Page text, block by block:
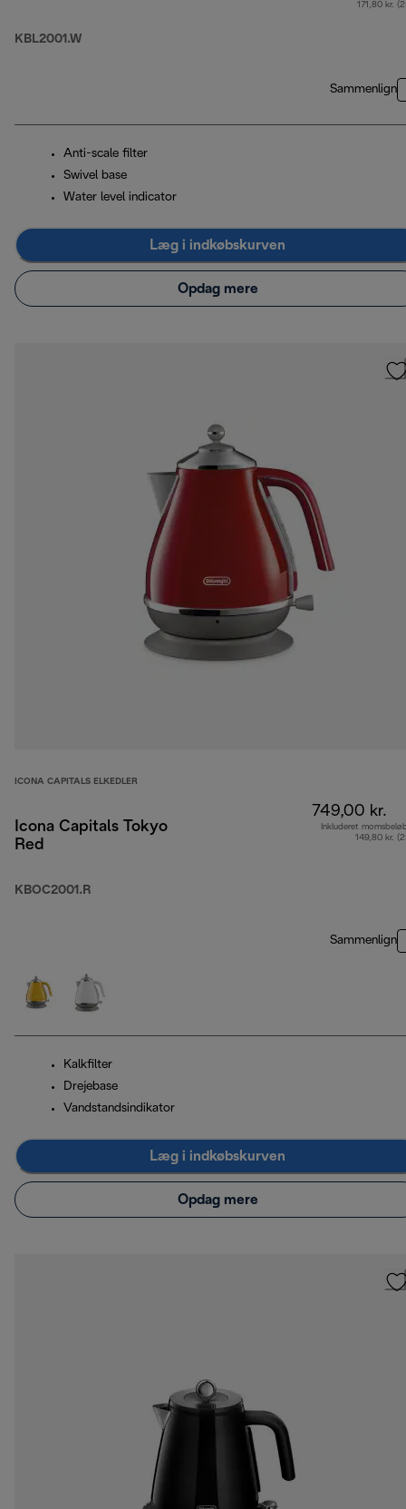
KBL2001.W
171,80 kr.
Sammenlign
Anti-scale filter
Swivel base
Water level indicator
Læg i indkøbskurven
Opdag mere
ICONA CAPITALS ELKEDLER
Icona Capitals Tokyo
Red
KBOC2001.R
749,00 kr.
Inkluderet
149,80 kr.
Sammenlign
Kalkfilter
Drejebase
Vandstandsindikator
Læg i indkøbskurven
Opdag mere